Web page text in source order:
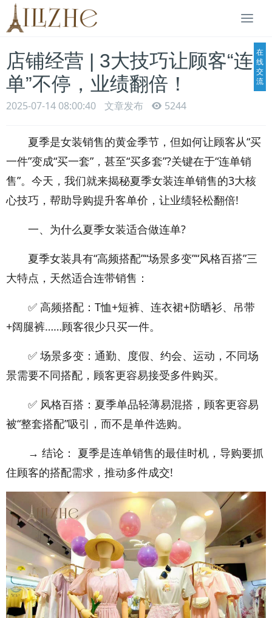
店铺经营 | 3大技巧让顾客“连
单”不停，业绩翻倍！
2025-07-14 08:00:40 文章发布 5244
夏季是女装销售的黄金季节，但如何让顾客从“买
一件”变成“买一套”，甚至“买多套”?关键在于“连单销
售”。今天，我们就来揭秘夏季女装连单销售的3大核
心技巧，帮助导购提升客单价，让业绩轻松翻倍!
一、为什么夏季女装适合做连单?
夏季女装具有“高频搭配”“场景多变”“风格百搭”三
大特点，天然适合连带销售：
✅ 高频搭配：T恤+短裤、连衣裙+防晒衫、吊带
+阔腿裤……顾客很少只买一件。
✅ 场景多变：通勤、度假、约会、运动，不同场
景需要不同搭配，顾客更容易接受多件购买。
✅ 风格百搭：夏季单品轻薄易混搭，顾客更容易
被“整套搭配”吸引，而不是单件选购。
→ 结论： 夏季是连单销售的最佳时机，导购要抓
住顾客的搭配需求，推动多件成交!
在
线
交
流